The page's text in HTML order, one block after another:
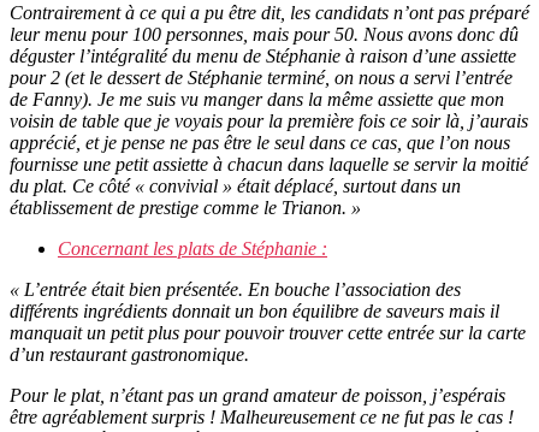
Contrairement à ce qui a pu être dit, les candidats n’ont pas préparé
leur menu pour 100 personnes, mais pour 50. Nous avons donc dû
déguster l’intégralité du menu de Stéphanie à raison d’une assiette
pour 2 (et le dessert de Stéphanie terminé, on nous a servi l’entrée
de Fanny). Je me suis vu manger dans la même assiette que mon
voisin de table que je voyais pour la première fois ce soir là, j’aurais
apprécié, et je pense ne pas être le seul dans ce cas, que l’on nous
fournisse une petit assiette à chacun dans laquelle se servir la moitié
du plat. Ce côté « convivial » était déplacé, surtout dans un
établissement de prestige comme le Trianon. »
Concernant les plats de Stéphanie :
« L’entrée était bien présentée. En bouche l’association des
différents ingrédients donnait un bon équilibre de saveurs mais il
manquait un petit plus pour pouvoir trouver cette entrée sur la carte
d’un restaurant gastronomique.
Pour le plat, n’étant pas un grand amateur de poisson, j’espérais
être agréablement surpris ! Malheureusement ce ne fut pas le cas !